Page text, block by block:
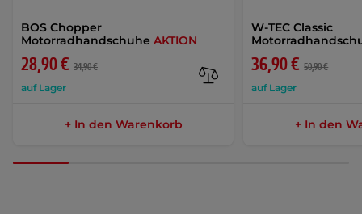
BOS Chopper
Motorradhandschuhe AKTION
28,90 € 34,90 €
auf Lager
+ In den Warenkorb
W-TEC Classic
36,90 € 50,90 €
auf Lager
+ In den